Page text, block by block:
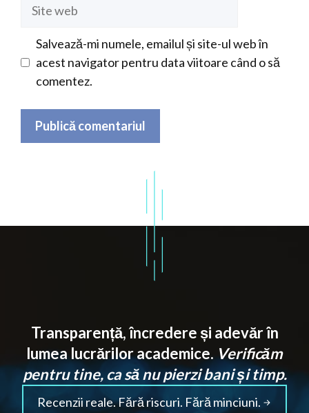
Salvează-mi numele, emailul și site-ul web în
acest navigator pentru data viitoare când o să
comentez.
Transparență, încredere și adevăr în
lumea lucrărilor academice. Verificăm
pentru tine, ca să nu pierzi bani și timp.
Recenzii reale. Fără riscuri. Fără minciuni.